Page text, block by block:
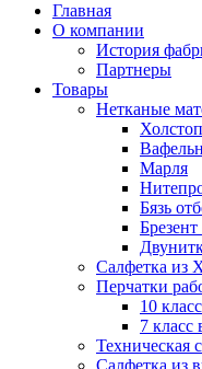
Главная
О компании
История
Партнеры
Товары
Нетканые
Марля
Бязь
Салфетка из
Перчатки
10
7 класс
Техническая
Салфетка из